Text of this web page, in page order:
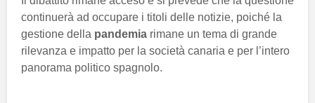
continuerà ad occupare i titoli delle notizie, poiché la
gestione della pandemia rimane un tema di grande
rilevanza e impatto per la società canaria e per l’intero
panorama politico spagnolo.